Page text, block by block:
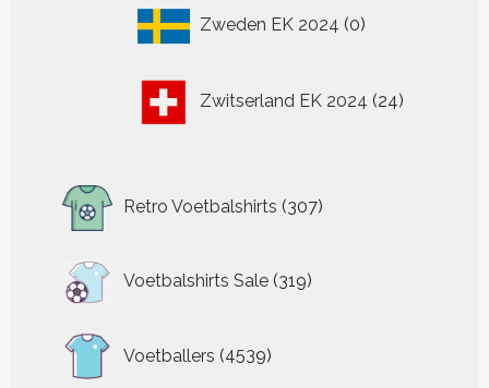
Zweden EK 2024 0
producten
Zwitserland EK 2024 24
producten
Retro Voetbalshirts 307
producten
Voetbalshirts Sale 319
319
Voetballers 4539
producten